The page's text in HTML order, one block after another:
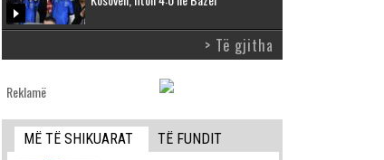
> Të gjitha
Reklamë
MË TË SHIKUARAT
TË FUNDIT